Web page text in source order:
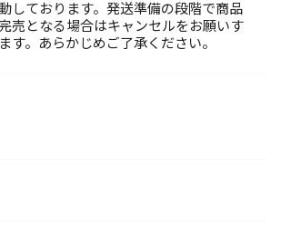
しております。発送準備の段階で商品
売となる場合はキャンセルをお願いす
す。あらかじめご了承ください。